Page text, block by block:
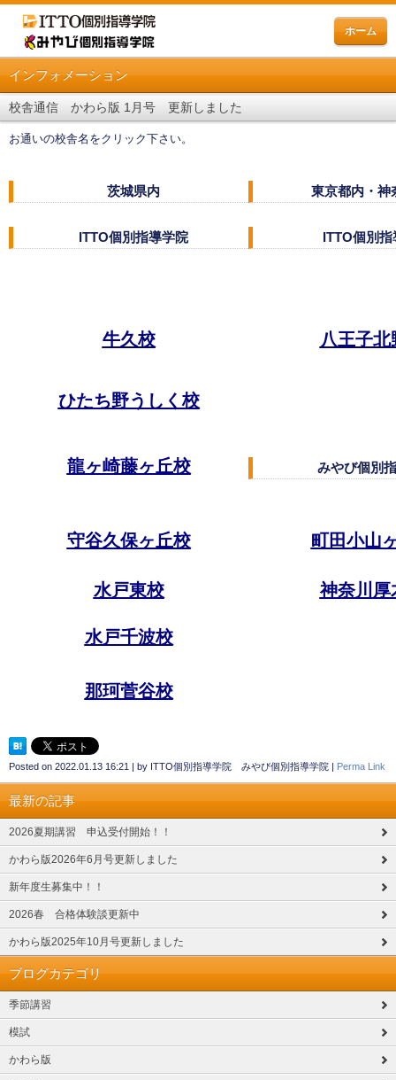
ホーム
インフォメーション
校舎通信 かわら版 1月号 更新しました
お通いの校舎名をクリック下さい。
茨城県内
ITTO個別指導学院
東京都内・神
ITTO個別指
牛久校 八王子北
ひたち野うしく校
龍ヶ崎藤ヶ丘校 みやび個別
守谷久保ヶ丘校 町田小山
水戸東校 神奈川厚
水戸千波校
那珂菅谷校
Posted on 2022.01.13 16:21 | by ITTO個別指導学院 みやび個別指導学院 | Perma Link
最新の記事
2026夏期講習 申込受付開始！！
かわら版2026年6月号更新しました
新年度生募集中！！
2026春 合格体験談更新中
かわら版2025年10月号更新しました
ブログカテゴリ
季節講習
模試
かわら版